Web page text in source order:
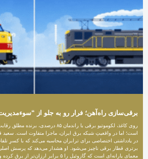
برقی‌سازی راه‌آهن؛ فرار رو به جلو از
است؛ اما در واقعیتِ شبکه برق ایران، ماجرا متفاوت است. سعید
در یادداشتی اختصاصی برای ترابران محاسبه می‌کند که با کسرِ
برتری قطار برقی ناچیز می‌شود. او هشدار می‌دهد که پرسش
معمای یارانه‌ای است که گازوئیل را ۵ برابر